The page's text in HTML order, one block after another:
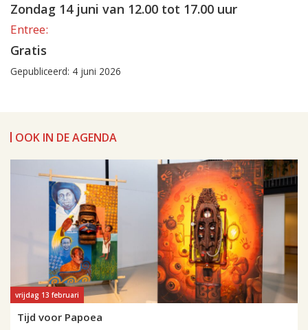
Zondag 14 juni van 12.00 tot 17.00 uur
Entree:
Gratis
Gepubliceerd: 4 juni 2026
OOK IN DE AGENDA
vrijdag 13 februari
Tijd voor Papoea